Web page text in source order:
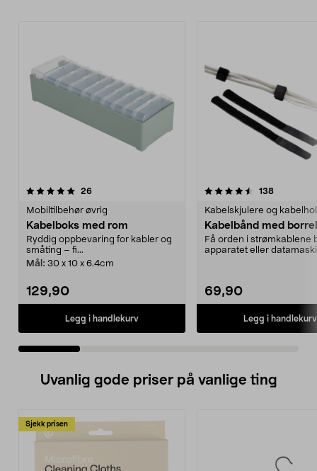
26anmeldelser
Mobiltilbehør øvrig
Kabelboks med rom
Ryddig oppbevaring for kabler og
småting – fi...
Mål: 30 x 10 x 6.4cm
129,90
Legg i handlekurv
4.5 av 5 stjerner 138
Kabelskjulere og
Kabelbånd med
Få orden i strømkablene
apparatet eller
69,90
Legg i handlekurv
4.0 av 5 stjerner
Uvanlig gode priser på vanlige ting
Sjekk prisen